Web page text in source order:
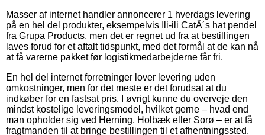
Masser af internet handler annoncerer 1 hverdags levering
på en hel del produkter, eksempelvis Ili-ili CatÂ´s hat pendel
fra Grupa Products, men det er regnet ud fra at bestillingen
laves forud for et aftalt tidspunkt, med det formål at de kan nå
at få varerne pakket før logistikmedarbejderne får fri.
En hel del internet forretninger lover levering uden
omkostninger, men for det meste er det forudsat at du
indkøber for en fastsat pris. I øvrigt kunne du overveje den
mindst kostelige leveringsmodel, hvilket gerne – hvad end
man opholder sig ved Herning, Holbæk eller Sorø – er at få
fragtmanden til at bringe bestillingen til et afhentningssted.